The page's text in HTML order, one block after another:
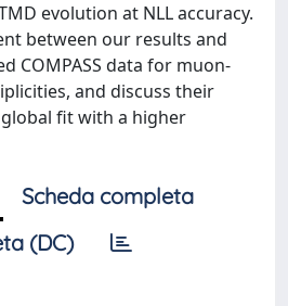
evolution at NLL accuracy.
between our results and
COMPASS data for muon-
and discuss their
fit with a higher
Scheda completa
(DC)